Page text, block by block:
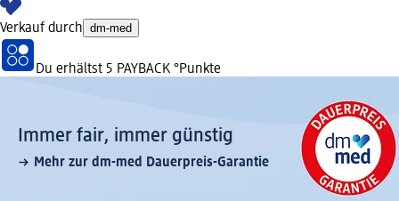
Verkauf durch dm-med
Du erhältst 5 PAYBACK °Punkte
Immer fair,­ immer günstig
Mehr zur dm-med Dauerpreis-Garantie